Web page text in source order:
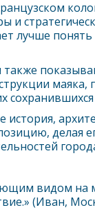
и
лучше
маяка,
история,
делая
видом на
(Иван,